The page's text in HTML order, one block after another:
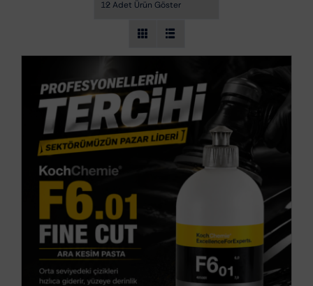
12 Adet Ürün Göster